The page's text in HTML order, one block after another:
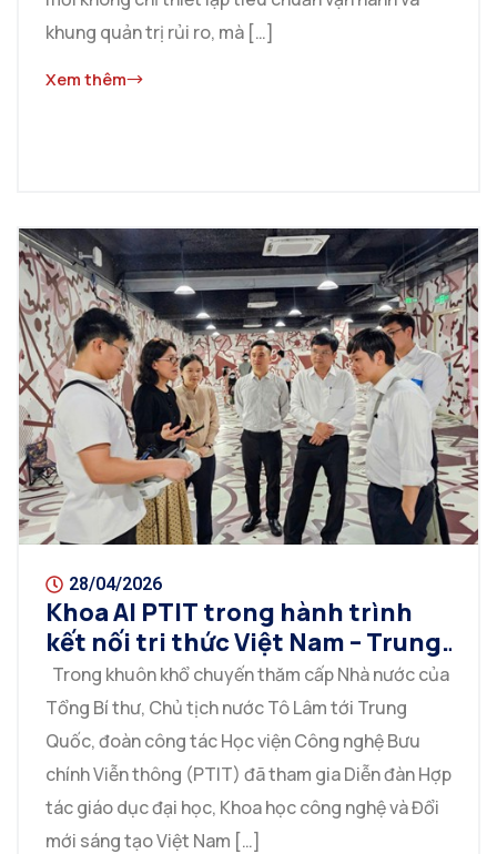
khung quản trị rủi ro, mà […]
Xem thêm
28/04/2026
Khoa AI PTIT trong hành trình
kết nối tri thức Việt Nam – Trung
Quốc: từ giáo dục số đến công
nghệ chiến lược
Trong khuôn khổ chuyến thăm cấp Nhà nước của
Tổng Bí thư, Chủ tịch nước Tô Lâm tới Trung
Quốc, đoàn công tác Học viện Công nghệ Bưu
chính Viễn thông (PTIT) đã tham gia Diễn đàn Hợp
tác giáo dục đại học, Khoa học công nghệ và Đổi
mới sáng tạo Việt Nam […]